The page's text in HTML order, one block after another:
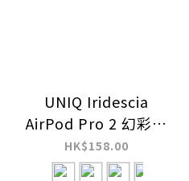
UNIQ Iridescia
AirPod Pro 2 幻彩藍
牙耳機皮革保護套
HK$158.00